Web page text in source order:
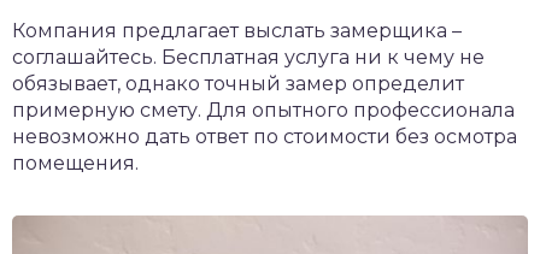
Компания предлагает выслать замерщика –
соглашайтесь. Бесплатная услуга ни к чему не
обязывает, однако точный замер определит
примерную смету. Для опытного профессионала
невозможно дать ответ по стоимости без осмотра
помещения.